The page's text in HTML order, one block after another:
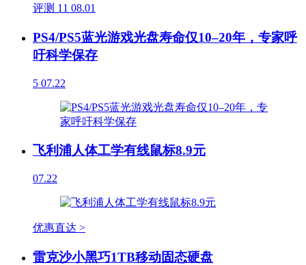
评测 11 08.01
PS4/PS5蓝光游戏光盘寿命仅10–20年，专家呼
吁科学保存
5 07.22
飞利浦人体工学有线鼠标8.9元
07.22
优惠直达 >
雷克沙小黑巧1TB移动固态硬盘